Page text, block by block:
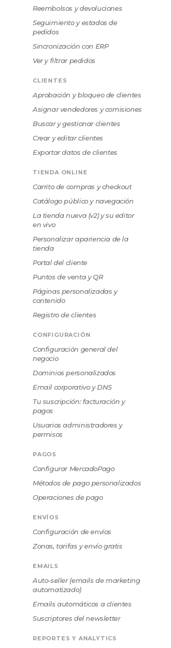
Reembolsos y devoluciones
Seguimiento y estados de
pedidos
Sincronización con ERP
Ver y filtrar pedidos
CLIENTES
Aprobación y bloqueo de clientes
Asignar vendedores y comisiones
Buscar y gestionar clientes
Crear y editar clientes
Exportar datos de clientes
TIENDA ONLINE
Carrito de compras y checkout
Catálogo público y navegación
La tienda nueva (v2) y su editor
en vivo
Personalizar apariencia de la
tienda
Portal del cliente
Puntos de venta y QR
Páginas personalizadas y
contenido
Registro de clientes
CONFIGURACIÓN
Configuración general del
negocio
Dominios personalizados
Email corporativo y DNS
Tu suscripción: facturación y
pagos
Usuarios administradores y
permisos
PAGOS
Configurar MercadoPago
Métodos de pago personalizados
Operaciones de pago
ENVÍOS
Configuración de envíos
Zonas, tarifas y envío gratis
EMAILS
Auto-seller (emails de marketing
automatizado)
Emails automáticos a clientes
Suscriptores del newsletter
REPORTES Y ANALYTICS